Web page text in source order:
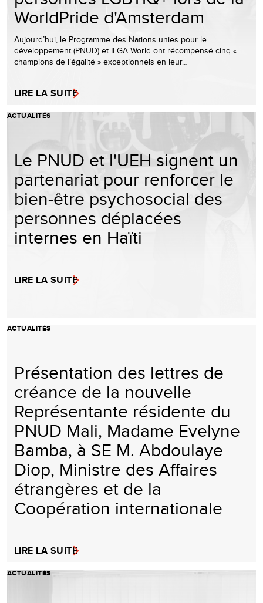
WorldPride d'Amsterdam
Aujourd’hui, le Programme des Nations unies pour le
développement (PNUD) et ILGA World ont récompensé cinq «
champions de l’égalité » exceptionnels en leur…
LIRE LA SUITE
ACTUALITÉS
Le PNUD et l'UEH signent un
partenariat pour renforcer le
bien-être psychosocial des
personnes déplacées
internes en Haïti
LIRE LA SUITE
ACTUALITÉS
Présentation des lettres de
créance de la nouvelle
Représentante résidente du
PNUD Mali, Madame Evelyne
Bamba, à SE M. Abdoulaye
Diop, Ministre des Affaires
étrangères et de la
Coopération internationale
LIRE LA SUITE
ACTUALITÉS